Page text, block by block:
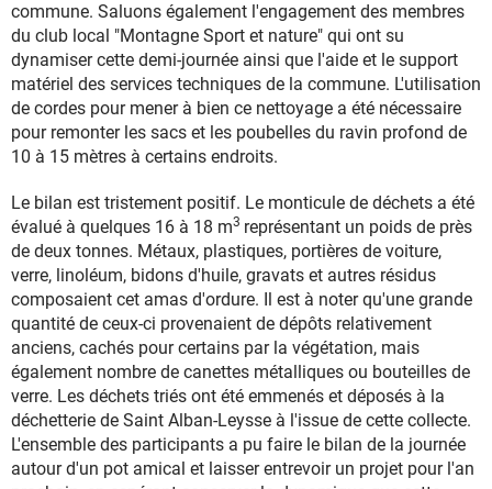
commune. Saluons également l'engagement des membres
du club local "Montagne Sport et nature" qui ont su
dynamiser cette demi-journée ainsi que l'aide et le support
matériel des services techniques de la commune. L'utilisation
de cordes pour mener à bien ce nettoyage a été nécessaire
pour remonter les sacs et les poubelles du ravin profond de
10 à 15 mètres à certains endroits.
Le bilan est tristement positif. Le monticule de déchets a été
évalué à quelques 16 à 18 m3 représentant un poids de près
de deux tonnes. Métaux, plastiques, portières de voiture,
verre, linoléum, bidons d'huile, gravats et autres résidus
composaient cet amas d'ordure. Il est à noter qu'une grande
quantité de ceux-ci provenaient de dépôts relativement
anciens, cachés pour certains par la végétation, mais
également nombre de canettes métalliques ou bouteilles de
verre. Les déchets triés ont été emmenés et déposés à la
déchetterie de Saint Alban-Leysse à l'issue de cette collecte.
L'ensemble des participants a pu faire le bilan de la journée
autour d'un pot amical et laisser entrevoir un projet pour l'an